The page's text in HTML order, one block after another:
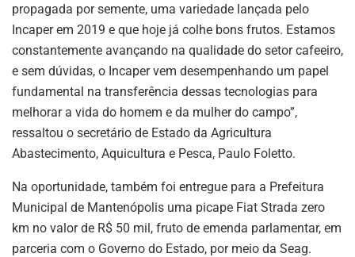
propagada por semente, uma variedade lançada pelo
Incaper em 2019 e que hoje já colhe bons frutos. Estamos
constantemente avançando na qualidade do setor cafeeiro,
e sem dúvidas, o Incaper vem desempenhando um papel
fundamental na transferência dessas tecnologias para
melhorar a vida do homem e da mulher do campo”,
ressaltou o secretário de Estado da Agricultura
Abastecimento, Aquicultura e Pesca, Paulo Foletto.
Na oportunidade, também foi entregue para a Prefeitura
Municipal de Mantenópolis uma picape Fiat Strada zero
km no valor de R$ 50 mil, fruto de emenda parlamentar, em
parceria com o Governo do Estado, por meio da Seag.